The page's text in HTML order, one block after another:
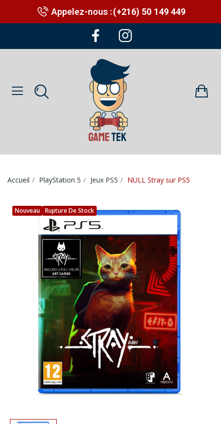
Appelez-nous :(+216) 50 149 449
Accueil PlayStation 5 Jeux PS5 NULL Stray sur PS5
Nouveau Rupture De Stock